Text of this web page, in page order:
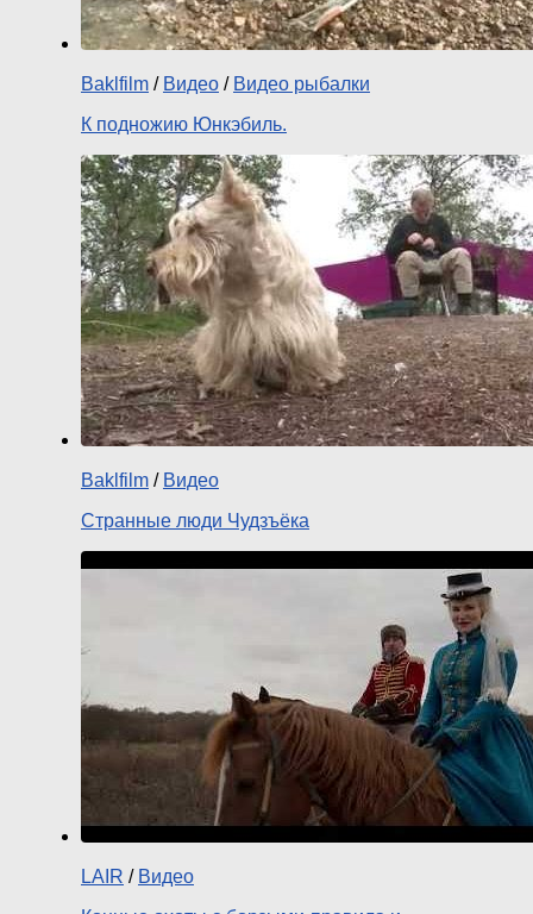
Baklfilm / Видео / Видео рыбалки
К подножию Юнкэбиль.
Baklfilm / Видео
Странные люди Чудзъёка
LAIR / Видео